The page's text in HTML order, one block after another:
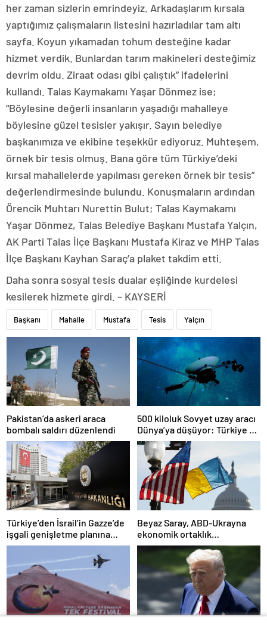
her zaman sizlerin emrindeyiz. Arkadaşlarım kırsala
yaptığımız çalışmaların listesini hazırladılar tam altı
sayfa. Koyun yıkamadan tohum desteğine kadar
hizmet verdik. Bunlardan tarım makineleri desteğimiz
devrim oldu. Ziraat odası gibi çalıştık” ifadelerini
kullandı. Talas Kaymakamı Yaşar Dönmez ise;
“Böylesine değerli insanların yaşadığı mahalleye
böylesine güzel tesisler yakışır. Sayın belediye
başkanımıza ve ekibine teşekkür ediyoruz. Muhteşem,
örnek bir tesis olmuş. Bana göre tüm Türkiye’deki
kırsal mahallelerde yapılması gereken örnek bir tesis”
değerlendirmesinde bulundu. Konuşmaların ardından
Örencik Muhtarı Nurettin Bulut; Talas Kaymakamı
Yaşar Dönmez, Talas Belediye Başkanı Mustafa Yalçın,
AK Parti Talas İlçe Başkanı Mustafa Kiraz ve MHP Talas
İlçe Başkanı Kayhan Saraç’a plaket takdim etti.
Daha sonra sosyal tesis dualar eşliğinde kurdelesi
kesilerek hizmete girdi. – KAYSERİ
Başkanı Mahalle Mustafa Tesis Yalçın
Pakistan’da askeri araca
bombalı saldırı düzenlendi
500 kiloluk Sovyet uzay aracı
Dünya’ya düşüyor: Türkiye de
risk altında
Türkiye’den İsrail’in Gazze’de
işgali genişletme planına
tepki
Beyaz Saray, ABD-Ukrayna
ekonomik ortaklık
anlaşmasının detaylarını